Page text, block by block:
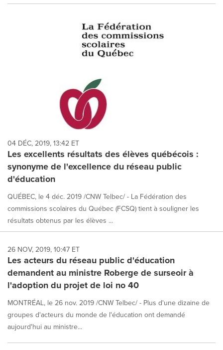
04 DÉC, 2019, 13:42 ET
Les excellents résultats des élèves québécois :
synonyme de l'excellence du réseau public
d'éducation
QUÉBEC, le 4 déc. 2019 /CNW Telbec/ - La Fédération des
commissions scolaires du Québec (FCSQ) tient à souligner les
résultats obtenus par les élèves ...
26 NOV, 2019, 10:47 ET
Les acteurs du réseau public d'éducation
demandent au ministre Roberge de surseoir à
l'adoption du projet de loi no 40
MONTRÉAL, le 26 nov. 2019 /CNW Telbec/ - Plus d'une dizaine de
groupes d'acteurs du monde de l'éducation ont demandé
aujourd'hui au ministre...